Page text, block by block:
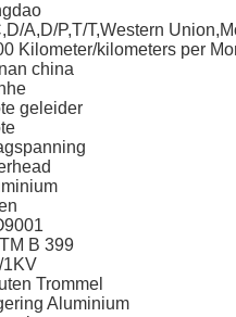
A,D/P,T/T,Western
Kilometer/kilometers per
china
geleider
B 399
1KV
Trommel
Aluminium